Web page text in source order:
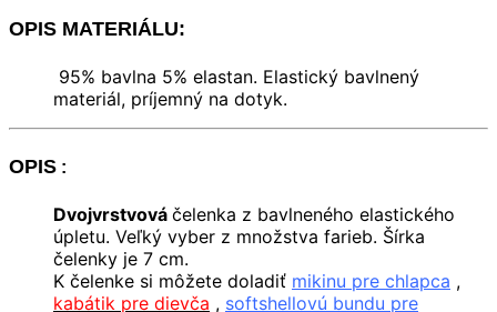
OPIS MATERIÁLU:
95% bavlna 5% elastan. Elastický bavlnený
materiál, príjemný na dotyk.
OPIS :
Dvojvrstvová čelenka z bavlneného elastického
úpletu. Veľký vyber z množstva farieb. Šírka
čelenky je 7 cm.
K čelenke si môžete doladiť mikinu pre chlapca ,
kabátik pre dievča , softshellovú bundu pre